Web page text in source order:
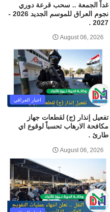
غداً الجمعة .. سحب قرعة دوري
نجوم العراق للموسم الجديد 2026 -
2027 .
August 06, 2026
اخبار العراقي
تفعيل إنذار (ج) لقطعات جهاز
مكافحة الارهاب تحسباً لوقوع اي
طارئ .
August 06, 2026